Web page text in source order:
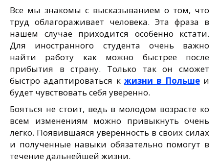
Все мы знакомы с высказыванием о том, что
труд облагораживает человека. Эта фраза в
нашем случае приходится особенно кстати.
Для иностранного студента очень важно
найти работу как можно быстрее после
прибытия в страну. Только так он сможет
быстро адаптироваться к жизни в Польшеи
будет чувствовать себя уверенно.
Бояться не стоит, ведь в молодом возрасте ко
всем изменениям можно привыкнуть очень
легко. Появившаяся уверенность в своих силах
и полученные навыки обязательно помогут в
течение дальнейшей жизни.